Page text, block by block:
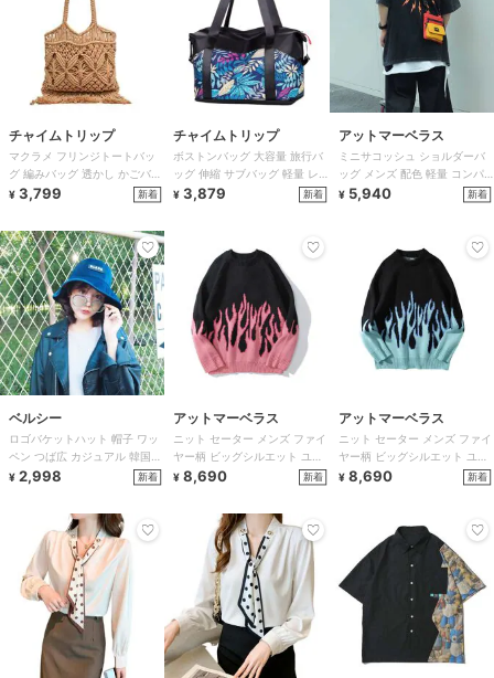
チャイムトリップ
マクラメ フリンジトートバッ
グ 編みバッグ 透かし かごバッ
グ
¥ 3,799 新着
チャイムトリップ
ボストンバッグ 大容量 旅行バ
ッグ 伸縮 サブバッグ 軽量 レ
ディース
¥ 3,879 新着
アットマーベラス
ミニサコッシュ ショルダーバ
ッグ メンズ 配色 軽量 コンパ
クト
¥ 5,940 新着
ベルシー
ロゴバケットハット 帽子 ワッ
ペン つば広 カジュアル 韓国フ
ァッション
¥ 2,998 新着
アットマーベラス
ニット セーター メンズ ファイ
ヤー柄 ビッグシルエット ユニ
セックス 2色
¥ 8,690 新着
アットマーベラス
ニット セーター メンズ ファイ
ヤー柄 ビッグシルエット ユニ
セックス 2色
¥ 8,690 新着